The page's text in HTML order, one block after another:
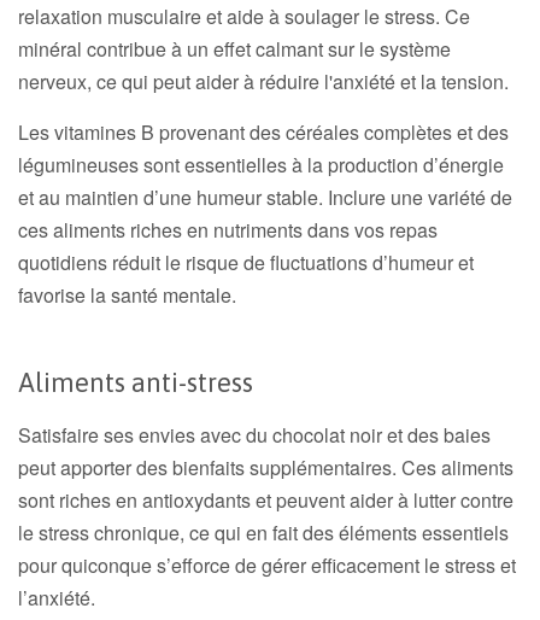
relaxation musculaire et aide à soulager le stress. Ce
minéral contribue à un effet calmant sur le système
nerveux, ce qui peut aider à réduire l'anxiété et la tension.
Les vitamines B provenant des céréales complètes et des
légumineuses sont essentielles à la production d’énergie
et au maintien d’une humeur stable. Inclure une variété de
ces aliments riches en nutriments dans vos repas
quotidiens réduit le risque de fluctuations d’humeur et
favorise la santé mentale.
Aliments anti-stress
Satisfaire ses envies avec du chocolat noir et des baies
peut apporter des bienfaits supplémentaires. Ces aliments
sont riches en antioxydants et peuvent aider à lutter contre
le stress chronique, ce qui en fait des éléments essentiels
pour quiconque s’efforce de gérer efficacement le stress et
l’anxiété.